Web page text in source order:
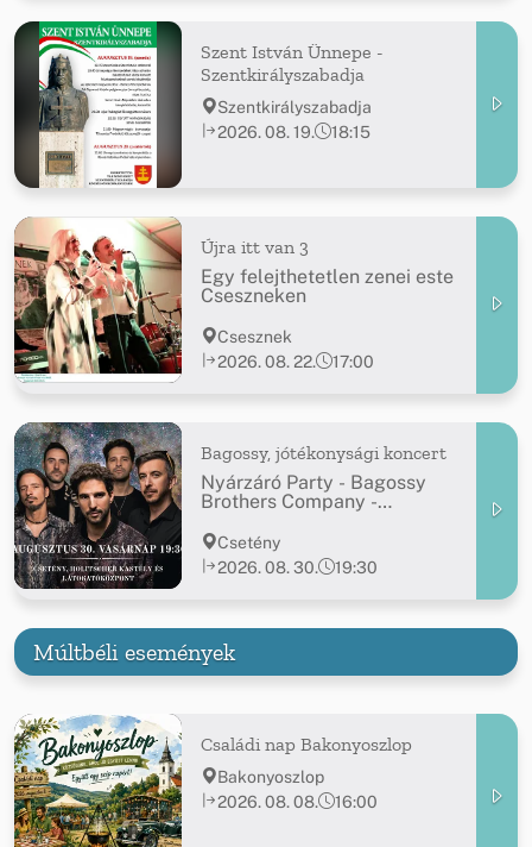
Szent István Ünnepe -
Szentkirályszabadja
Szentkirályszabadja
2026. 08. 19.
18:15
Újra itt van 3
Egy felejthetetlen zenei este
Cseszneken
Csesznek
2026. 08. 22.
17:00
Bagossy, jótékonysági koncert
Nyárzáró Party - Bagossy
Brothers Company -
Csetény
2026. 08. 30.
19:30
Múltbéli események
Családi nap Bakonyoszlop
Bakonyoszlop
2026. 08. 08.
16:00